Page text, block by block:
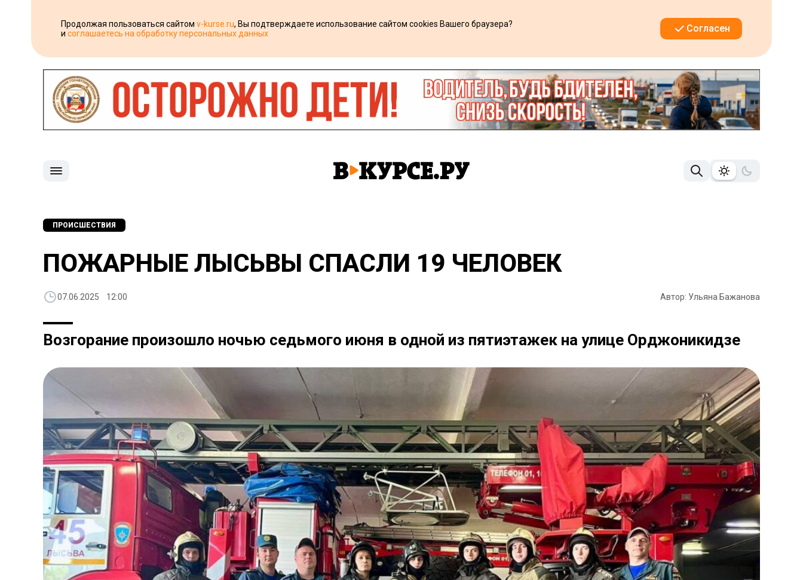
Продолжая пользоваться сайтом v-kurse.ru, Вы подтверждаете использование сайтом cookies Вашего браузера?
и соглашаетесь на обработку персональных данных Согласен
ПРОИСШЕСТВИЯ
ПОЖАРНЫЕ ЛЫСЬВЫ СПАСЛИ 19 ЧЕЛОВЕК
07.06.2025 12:00 Автор: Ульяна Бажанова
Возгорание произошло ночью седьмого июня в одной из пятиэтажек на улице Орджоникидзе